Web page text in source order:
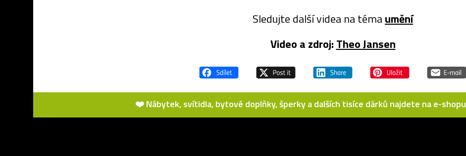
Sledujte další videa na témaumění
Video a zdroj: Theo Jansen
❤️ Nábytek, svítidla, bytové doplňky, šperky a dalších tisíce dárků najdete na e-shopu